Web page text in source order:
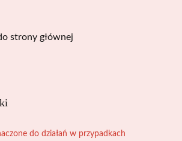
do działań w przypadkach